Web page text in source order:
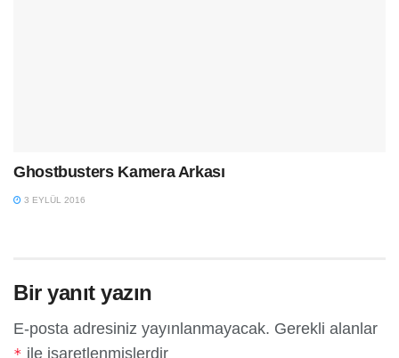
Ghostbusters Kamera Arkası
3 EYLÜL 2016
Bir yanıt yazın
E-posta adresiniz yayınlanmayacak. Gerekli alanlar
* ile işaretlenmişlerdir